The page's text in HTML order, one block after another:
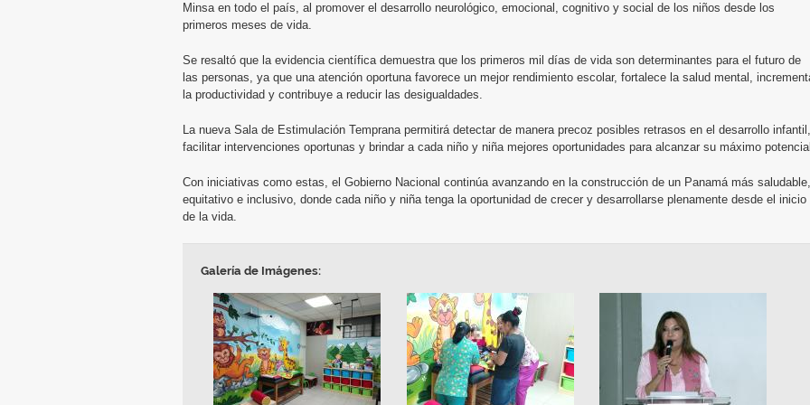
Minsa en todo el país, al promover el desarrollo neurológico, emocional, cognitivo y social de los niños desde los
primeros meses de vida.
Se resaltó que la evidencia científica demuestra que los primeros mil días de vida son determinantes para el futuro de
las personas, ya que una atención oportuna favorece un mejor rendimiento escolar, fortalece la salud mental,
la productividad y contribuye a reducir las desigualdades.
La nueva Sala de Estimulación Temprana permitirá detectar de manera precoz posibles retrasos en el desarrollo infantil,
facilitar intervenciones oportunas y brindar a cada niño y niña mejores oportunidades para alcanzar su máximo potencial.
Con iniciativas como estas, el Gobierno Nacional continúa avanzando en la construcción de un Panamá más saludable,
equitativo e inclusivo, donde cada niño y niña tenga la oportunidad de crecer y desarrollarse plenamente desde el inicio
de la vida.
Galería de Imágenes: